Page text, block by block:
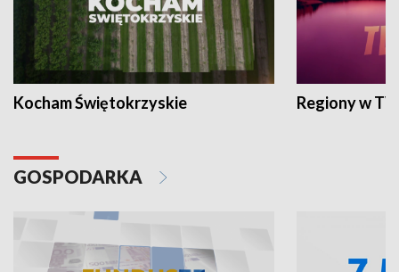
Kocham Świętokrzyskie Regiony w
GOSPODARKA